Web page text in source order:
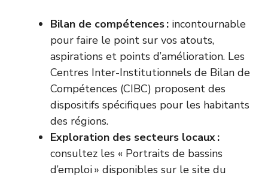
Bilan de compétences : incontournable
pour faire le point sur vos atouts,
aspirations et points d’amélioration. Les
Centres Inter-Institutionnels de Bilan de
Compétences (CIBC) proposent des
dispositifs spécifiques pour les habitants
des régions.
Exploration des secteurs locaux :
consultez les « Portraits de bassins
d’emploi » disponibles sur le site du